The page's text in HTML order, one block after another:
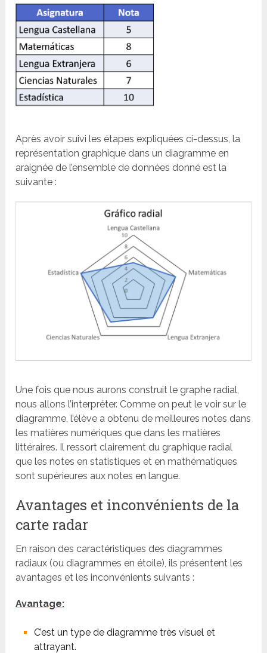
Après avoir suivi les étapes expliquées ci-dessus, la
représentation graphique dans un diagramme en
araignée de l’ensemble de données donné est la
suivante :
Une fois que nous aurons construit le graphe radial,
nous allons l’interpréter. Comme on peut le voir sur le
diagramme, l’élève a obtenu de meilleures notes dans
les matières numériques que dans les matières
littéraires. Il ressort clairement du graphique radial
que les notes en statistiques et en mathématiques
sont supérieures aux notes en langue.
Avantages et inconvénients de la
carte radar
En raison des caractéristiques des diagrammes
radiaux (ou diagrammes en étoile), ils présentent les
avantages et les inconvénients suivants :
Avantage:
C’est un type de diagramme très visuel et
attrayant.